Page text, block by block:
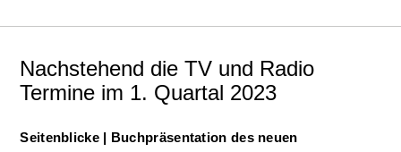
Nachstehend die TV und Radio
Termine im 1. Quartal 2023
Seitenblicke | Buchpräsentation des neuen